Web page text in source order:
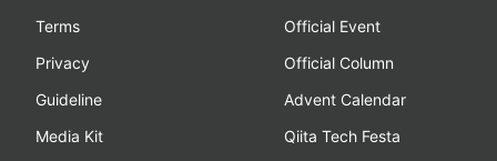
Terms
Privacy
Guideline
Media Kit
Official Event
Official Column
Advent Calendar
Qiita Tech Festa